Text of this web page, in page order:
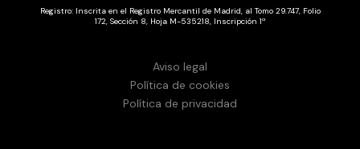
Registro: Inscrita en el Registro Mercantil de Madrid, al Tomo 29.747, Folio
172, Sección 8, Hoja M-535218, Inscripción 1ª
Aviso legal
Política de cookies
Política de privacidad